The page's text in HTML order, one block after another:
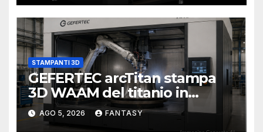
STAMPANTI 3D
GEFERTEC arcTitan stampa
3D WAAM del titanio in
camera inerte
AGO 5, 2026 FANTASY